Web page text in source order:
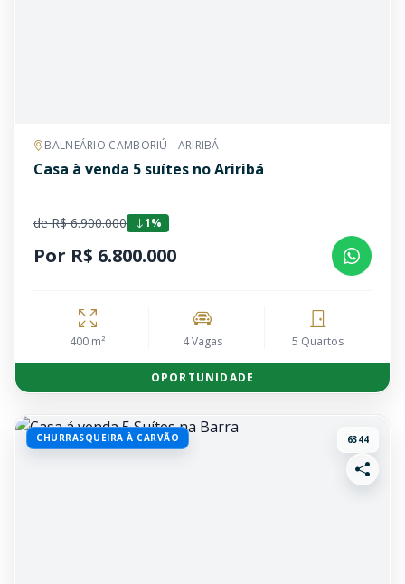
BALNEÁRIO CAMBORIÚ - ARIRIBÁ
Casa à venda 5 suítes no Ariribá
de R$ 6.900.000 1%
Por R$ 6.800.000
400 m² 4 Vagas 5 Quartos
OPORTUNIDADE
CHURRASQUEIRA À CARVÃO 6344